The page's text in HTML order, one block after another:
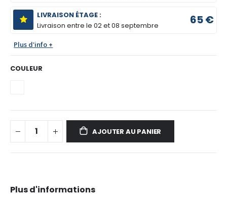
LIVRAISON ÉTAGE :
Livraison entre le02 et 08 septembre 65 €
Plus d'info +
COULEUR
AJOUTER AU PANIER
Plus d'informations